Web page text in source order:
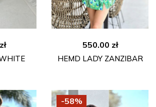
zł 550.00 zł
HEMD LADY ZANZIBAR
-58%